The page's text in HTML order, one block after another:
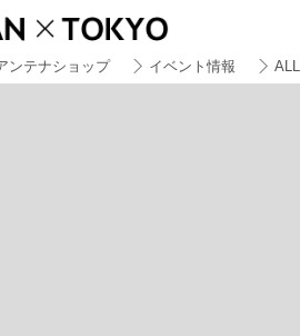
ンテナショップ イベント情報